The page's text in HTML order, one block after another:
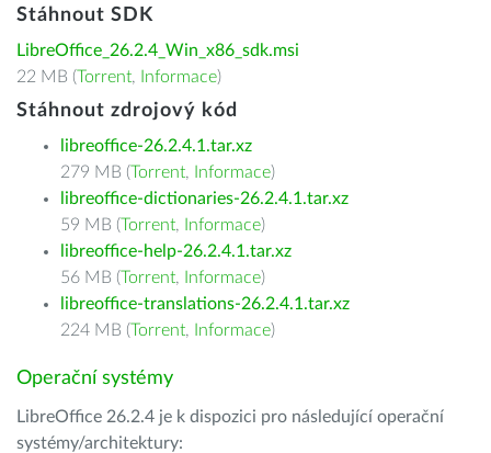
Stáhnout SDK
LibreOffice_26.2.4_Win_x86_sdk.msi
22 MB (Torrent, Informace)
Stáhnout zdrojový kód
libreoffice-26.2.4.1.tar.xz
279 MB (Torrent, Informace)
libreoffice-dictionaries-26.2.4.1.tar.xz
59 MB (Torrent, Informace)
libreoffice-help-26.2.4.1.tar.xz
56 MB (Torrent, Informace)
libreoffice-translations-26.2.4.1.tar.xz
224 MB (Torrent, Informace)
Operační systémy
LibreOffice 26.2.4 je k dispozici pro následující operační
systémy/architektury: